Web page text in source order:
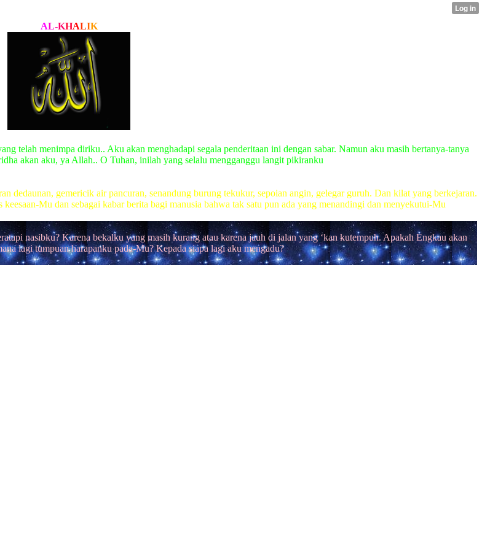
AL-KHALIK
telah menimpa diriku.. Aku akan menghadapi segala penderitaan ini dengan sabar. Namun aku masih bertanya-tanya
akan aku, ya Allah.. O Tuhan, inilah yang selalu mengganggu langit pikiranku
dedaunan, gemericik air pancuran, senandung burung tekukur, sepoian angin, gelegar guruh. Dan kilat yang berkejaran.
Mu dan sebagai kabar berita bagi manusia bahwa tak satu pun ada yang menandingi dan menyekutui-Mu
nasibku? Karena bekalku yang masih kurang atau karena jauh di jalan yang ‘kan kutempuh. Apakah Engkau akan
lagi tumpuan harapanku pada-Mu? Kepada siapa lagi aku mengadu?